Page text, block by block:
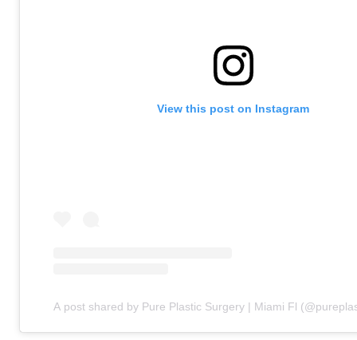
View this post on Instagram
A post shared by Pure Plastic Surgery | Miami Fl